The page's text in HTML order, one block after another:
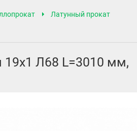
Латунный прокат
19х1 Л68 L=3010 мм,